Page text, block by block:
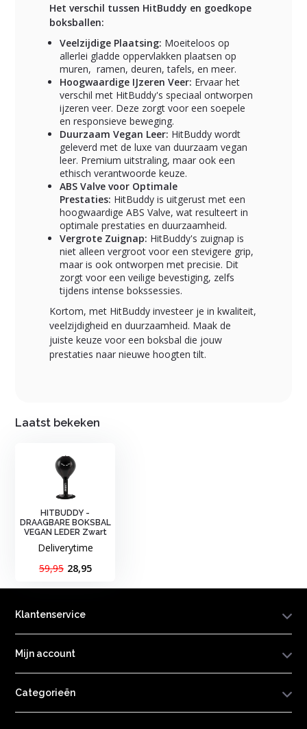
Het verschil tussen HitBuddy en goedkope
boksballen:
Veelzijdige Plaatsing: Moeiteloos op
allerlei gladde oppervlakken plaatsen op
muren, ramen, deuren, tafels, en meer.
Hoogwaardige IJzeren Veer: Ervaar het
verschil met HitBuddy's speciaal ontworpen
ijzeren veer. Deze zorgt voor een soepele
en responsieve beweging.
Duurzaam Vegan Leer: HitBuddy wordt
geleverd met de luxe van duurzaam vegan
leer. Premium uitstraling, maar ook een
ethisch verantwoorde keuze.
ABS Valve voor Optimale
Prestaties: HitBuddy is uitgerust met een
hoogwaardige ABS Valve, wat resulteert in
optimale prestaties en duurzaamheid.
Vergrote Zuignap: HitBuddy's zuignap is
niet alleen vergroot voor een stevigere grip,
maar is ook ontworpen met precisie. Dit
zorgt voor een veilige bevestiging, zelfs
tijdens intense bokssessies.
Kortom, met HitBuddy investeer je in kwaliteit,
veelzijdigheid en duurzaamheid. Maak de
juiste keuze voor een boksbal die jouw
prestaties naar nieuwe hoogten tilt.
Laatst bekeken
HITBUDDY -
DRAAGBARE BOKSBAL
VEGAN LEDER Zwart
Deliverytime
59,95 28,95
Klantenservice
Mijn account
Categorieën